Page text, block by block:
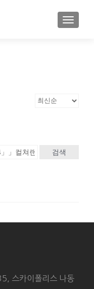
내비게
검색
스카이폴리스 나동